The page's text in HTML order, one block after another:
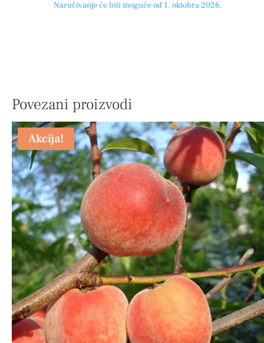
Naručivanje će biti moguće od 1. oktobra 2026.
Povezani proizvodi
Akcija!